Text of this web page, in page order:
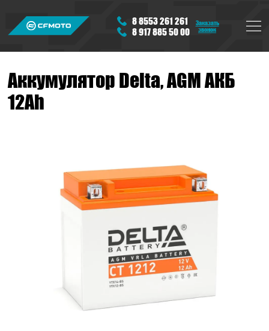
8 8553 261 261
8 917 885 50 00
Заказать
звонок
Аккумулятор Delta, AGM АКБ
12Ah